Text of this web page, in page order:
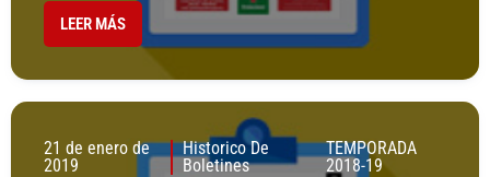
LEER MÁS
21 de enero de
2019
Historico De
Boletines
TEMPORADA
2018-19